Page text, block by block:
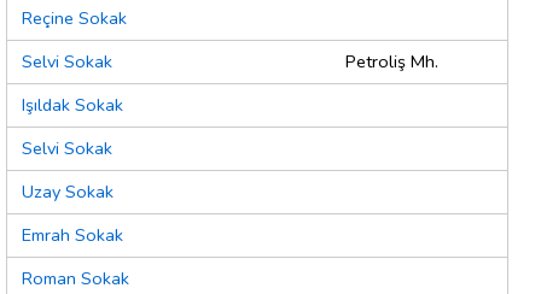
Reçine Sokak
Selvi Sokak
Petroliş Mh.
Işıldak Sokak
Selvi Sokak
Uzay Sokak
Emrah Sokak
Roman Sokak